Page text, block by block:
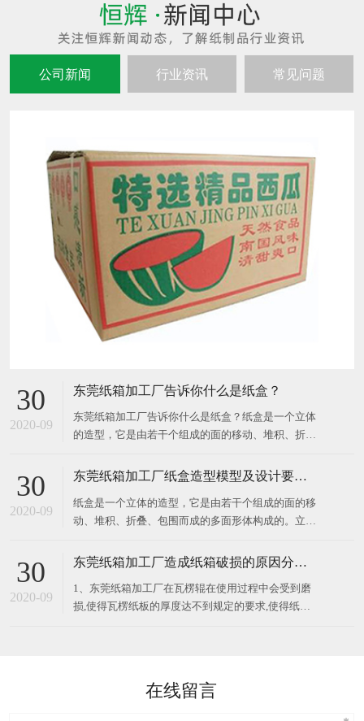
公司新闻 行业资讯 常见问题
30
2020-09
东莞纸箱加工厂告诉你什么是纸盒？
东莞纸箱加工厂告诉你什么是纸盒？纸盒是一个立体
的造型，它是由若干个组成的面的移动、堆积、折
空间中起分割空间的作用，对不同部位的面加以切
纸盒展示面的构成关系要注意展示面、侧面、顶部
30
2020-09
东莞纸箱加工厂纸盒造型模型及设计要求？
纸盒是一个立体的造型，它是由若干个组成的面的移
动、堆积、折叠、包围而成的多面形体构成的。立体
的面加以切割、旋转、折叠，所得到的面就有不同的
面、顶部与底部的衔接关系，以及包装
30
2020-09
东莞纸箱加工厂造成纸箱破损的原因分析？
1、东莞纸箱加工厂在瓦楞辊在使用过程中会受到磨
损,使得瓦楞纸板的厚度达不到规定的要求,使得纸箱
在线留言